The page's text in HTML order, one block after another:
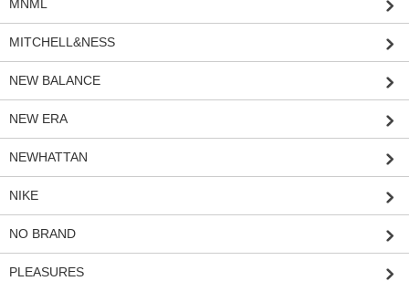
MNML
MITCHELL&NESS
NEW BALANCE
NEW ERA
NEWHATTAN
NIKE
NO BRAND
PLEASURES